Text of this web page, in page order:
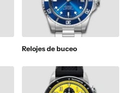
Relojes de buceo